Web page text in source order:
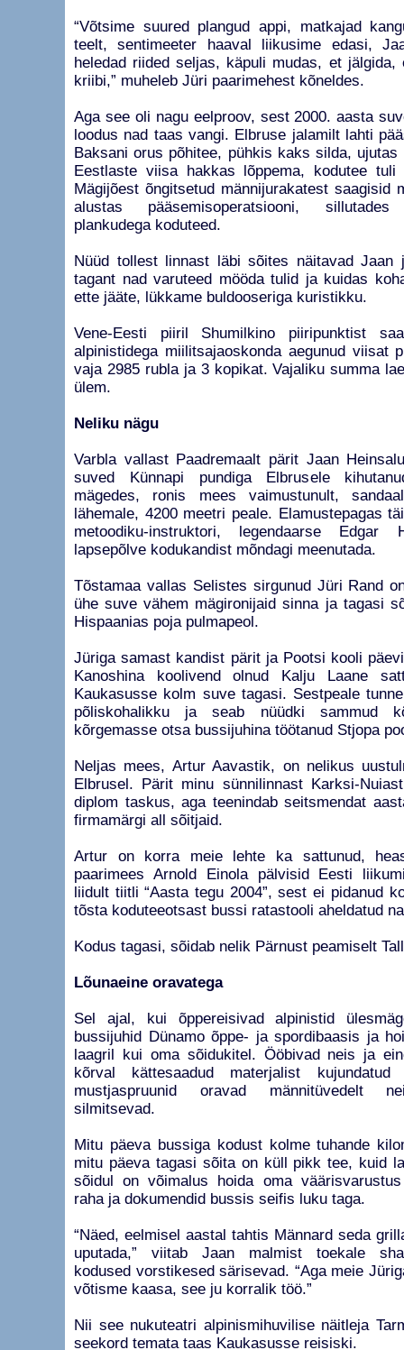
“Võtsime suured plangud appi, matkajad
teelt, sentimeeter haaval liikusime edasi,
heledad riided seljas, käpuli mudas, et jälgida,
kriibi,” muheleb Jüri paarimehest kõneldes.
Aga see oli nagu eelproov, sest 2000. aasta
loodus nad taas vangi. Elbruse jalamilt lahti
Baksani orus põhitee, pühkis kaks silda, ujutas
Eestlaste viisa hakkas lõppema, kodutee
Mägijõest õngitsetud männijurakatest saagisid
alustas pääsemisoperatsiooni, sillutades
plankudega koduteed.
Nüüd tollest linnast läbi sõites näitavad Jaan
tagant nad varuteed mööda tulid ja kuidas
ette jääte, lükkame buldooseriga kuristikku.
Vene-Eesti piiril Shumilkino piiripunktist
alpinistidega miilitsajaoskonda aegunud viisat
vaja 2985 rubla ja 3 kopikat. Vajaliku summa
ülem.
Neliku nägu
Varbla vallast Paadremaalt pärit Jaan
suved Künnapi pundiga Elbrusele
mägedes, ronis mees vaimustunult,
lähemale, 4200 meetri peale. Elamustepagas
metoodiku-instruktori, legendaarse
lapsepõlve kodukandist mõndagi meenutada.
Tõstamaa vallas Selistes sirgunud Jüri Rand
ühe suve vähem mägironijaid sinna ja tagasi
Hispaanias poja pulmapeol.
Jüriga samast kandist pärit ja Pootsi kooli
Kanoshina koolivend olnud Kalju Laane
Kaukasusse kolm suve tagasi. Sestpeale
põliskohalikku ja seab nüüdki sammud
kõrgemasse otsa bussijuhina töötanud Stjopa
Neljas mees, Artur Aavastik, on nelikus
Elbrusel. Pärit minu sünnilinnast Karksi-
diplom taskus, aga teenindab seitsmendat
firmamärgi all sõitjaid.
Artur on korra meie lehte ka sattunud,
paarimees Arnold Einola pälvisid Eesti
liidult tiitli “Aasta tegu 2004”, sest ei pidanud
tõsta koduteeotsast bussi ratastooli aheldatud
Kodus tagasi, sõidab nelik Pärnust peamiselt
Lõunaeine oravatega
Sel ajal, kui õppereisivad alpinistid
bussijuhid Dünamo õppe- ja spordibaasis ja
laagril kui oma sõidukitel. Ööbivad neis ja
kõrval kättesaadud materjalist
mustjaspruunid oravad männitüvedelt
silmitsevad.
Mitu päeva bussiga kodust kolme tuhande
mitu päeva tagasi sõita on küll pikk tee, kuid
sõidul on võimalus hoida oma
raha ja dokumendid bussis seifis luku taga.
“Näed, eelmisel aastal tahtis Männard seda
uputada,” viitab Jaan malmist toekale
kodused vorstikesed särisevad. “Aga meie
võtisme kaasa, see ju korralik töö.”
Nii see nukuteatri alpinismihuvilise näitleja
seekord temata taas Kaukasusse reisiski.